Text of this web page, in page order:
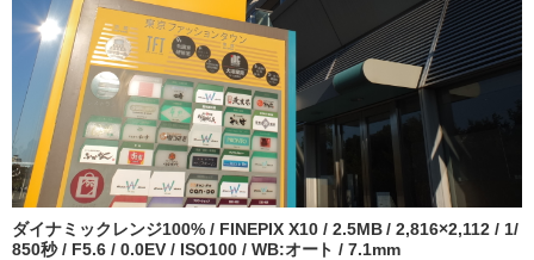
ダイナミックレンジ100% / FINEPIX X10 / 2.5MB / 2,816×2,112 / 1/
850秒 / F5.6 / 0.0EV / ISO100 / WB:オート / 7.1mm